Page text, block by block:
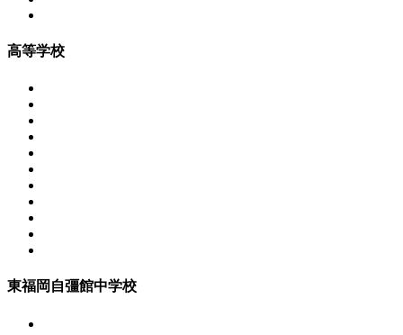
高等学校
東福岡自彊館中学校